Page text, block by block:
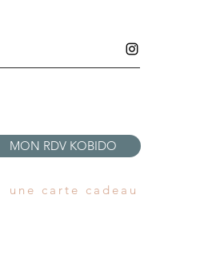
MON RDV KOBIDO
une carte cadeau